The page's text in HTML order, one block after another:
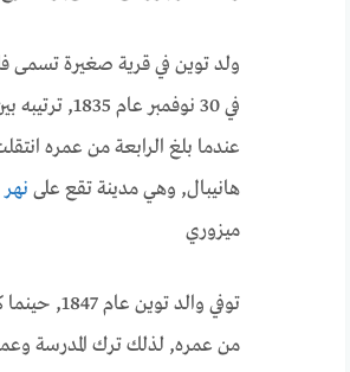
ولد توين في قرية صغيرة تسمى
في 30 نوفمبر
عندما بلغ الرابعة من عمره
هانيبال, وهي مدينة تقع على
ميزوري
توفي والد
من عمره, لذلك ترك المدرسة